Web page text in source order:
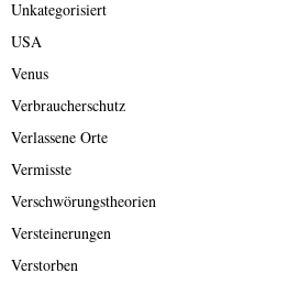
Unkategorisiert
USA
Venus
Verbraucherschutz
Verlassene Orte
Vermisste
Verschwörungstheorien
Versteinerungen
Verstorben